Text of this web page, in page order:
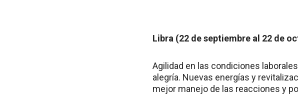
Libra (22 de septiembre al 22 de
Agilidad en las condiciones
alegría. Nuevas energías y
mejor manejo de las reacciones y